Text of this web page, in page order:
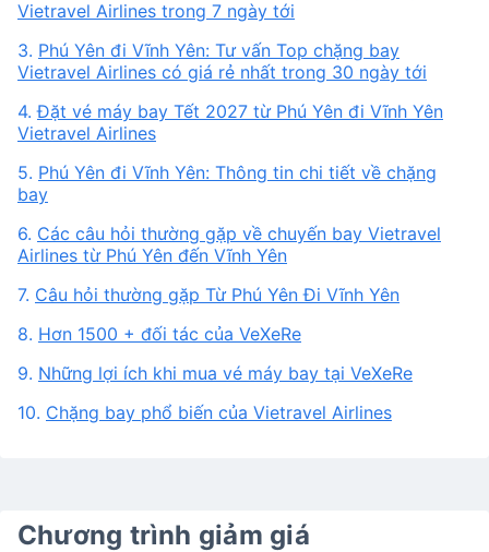
Vietravel Airlines trong 7 ngày tới
3. Phú Yên đi Vĩnh Yên: Tư vấn Top chặng bay
Vietravel Airlines có giá rẻ nhất trong 30 ngày tới
4.Đặt vé máy bay Tết 2027 từ Phú Yên đi Vĩnh Yên
Vietravel Airlines
5. Phú Yên đi Vĩnh Yên: Thông tin chi tiết về chặng
bay
6. Các câu hỏi thường gặp về chuyến bay Vietravel
Airlines từ Phú Yên đến Vĩnh Yên
7. Câu hỏi thường gặp Từ Phú Yên Đi Vĩnh Yên
8. Hơn 1500 + đối tác của VeXeRe
9. Những lợi ích khi mua vé máy bay tại VeXeRe
10. Chặng bay phổ biến của Vietravel Airlines
Chương trình giảm giá